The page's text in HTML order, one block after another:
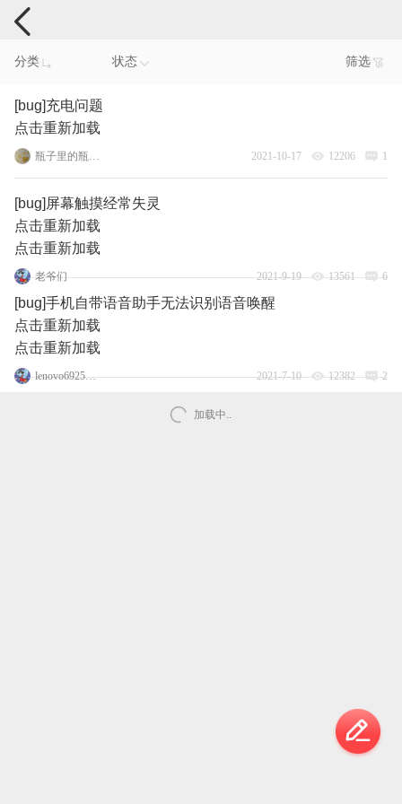
手机反馈
分类 状态 筛选
[bug]充电问题
点击重新加载
瓶子里的瓶瓶瓶 2021-10-17 12206 1
[bug]屏幕触摸经常失灵
点击重新加载
点击重新加载
老爷们 2021-9-19 13561 6
[bug]手机自带语音助手无法识别语音唤醒
点击重新加载
点击重新加载
lenovo69259819 2021-7-10 12382 2
加载中..